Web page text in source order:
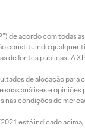
de acordo com
constituindo
de fontes públicas. A
de alocação para
análises e
condições de
está indicado